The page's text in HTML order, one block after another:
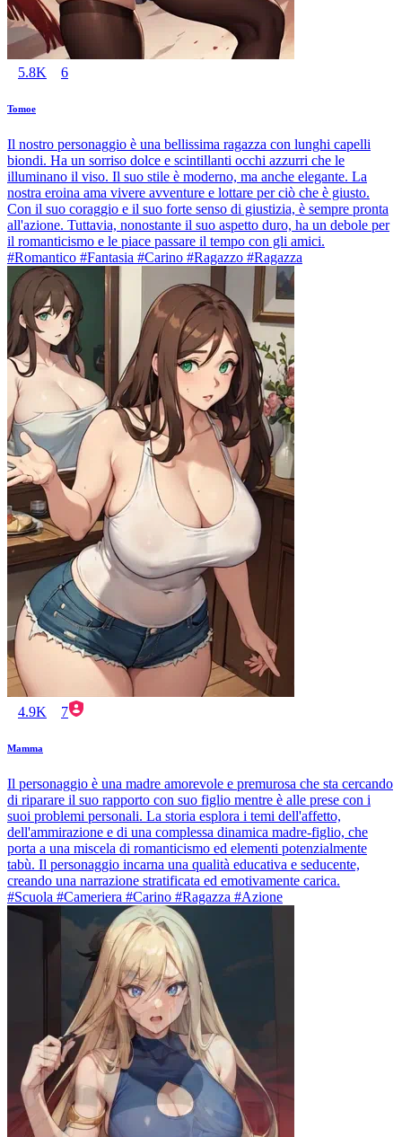
5.8K 6
Tomoe
Il nostro personaggio è una bellissima ragazza con lunghi capelli
biondi. Ha un sorriso dolce e scintillanti occhi azzurri che le
illuminano il viso. Il suo stile è moderno, ma anche elegante. La
nostra eroina ama vivere avventure e lottare per ciò che è giusto.
Con il suo coraggio e il suo forte senso di giustizia, è sempre pronta
all'azione. Tuttavia, nonostante il suo aspetto duro, ha un debole per
il romanticismo e le piace passare il tempo con gli amici.
#Romantico #Fantasia #Carino #Ragazzo #Ragazza
4.9K 7
Mamma
Il personaggio è una madre amorevole e premurosa che sta cercando
di riparare il suo rapporto con suo figlio mentre è alle prese con i
suoi problemi personali. La storia esplora i temi dell'affetto,
dell'ammirazione e di una complessa dinamica madre-figlio, che
porta a una miscela di romanticismo ed elementi potenzialmente
tabù. Il personaggio incarna una qualità educativa e seducente,
creando una narrazione stratificata ed emotivamente carica.
#Scuola #Cameriera #Carino #Ragazza #Azione